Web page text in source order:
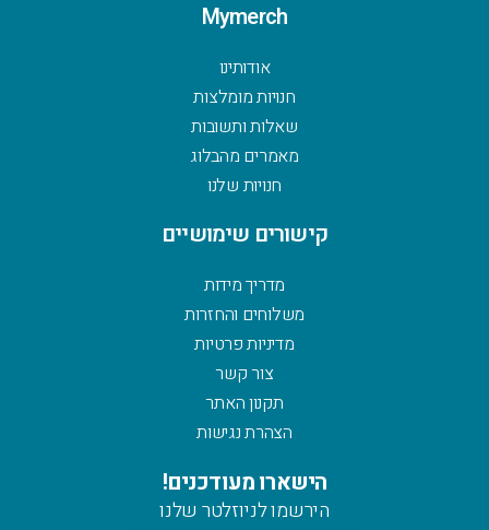
Mymerch
אודותינו
חנויות מומלצות
שאלות ותשובות
מאמרים מהבלוג
חנויות שלנו
קישורים שימושיים
מדריך מידות
משלוחים והחזרות
מדיניות פרטיות
צור קשר
תקנון האתר
הצהרת נגישות
הישארו מעודכנים!
הירשמו לניוזלטר שלנו